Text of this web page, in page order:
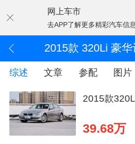
网上车市
去APP了解更多精彩汽车信息
2015款 320Li 豪
综述 文章 参配 图片
2015款
39.68万